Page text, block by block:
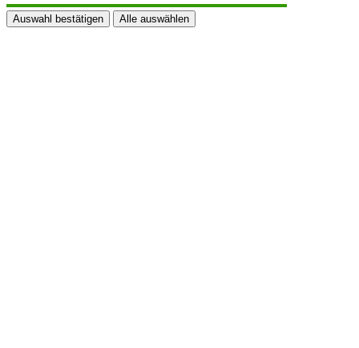
Auswahl bestätigen Alle auswählen